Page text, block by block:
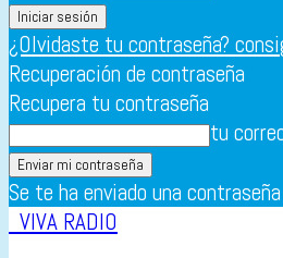
¿Olvidaste tu contraseña?
Recuperación de contraseña
Recupera tu contraseña
tu
Se te ha enviado una
VIVA RADIO